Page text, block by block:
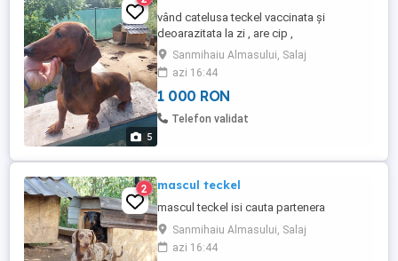
5
vând catelusa teckel vaccinata și
deoarazitata la zi , are cip ,
Sanmihaiu Almasului, Salaj
azi 16:44
1 000 RON
Telefon validat
2 mascul teckel
mascul teckel isi cauta partenera
Sanmihaiu Almasului, Salaj
azi 16:44